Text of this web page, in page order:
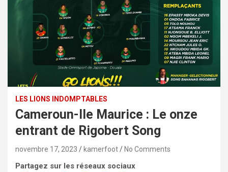
LES LIONS INDOMPTABLES
Cameroun-Ile Maurice : Le onze
entrant de Rigobert Song
novembre 17, 2023 kamerfoot No Comments
Partagez sur les réseaux sociaux